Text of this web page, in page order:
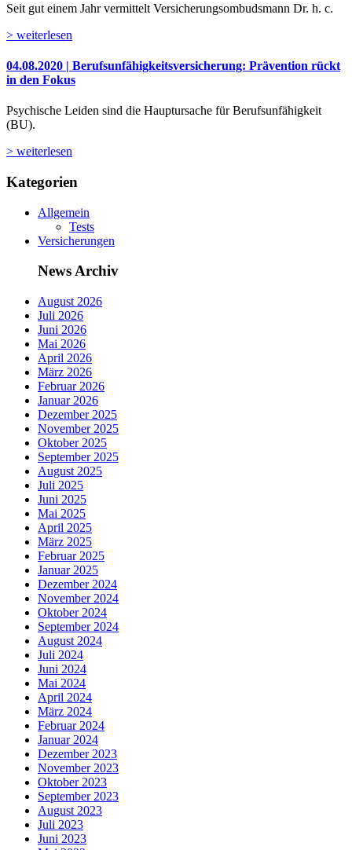
Seit gut einem Jahr vermittelt Versicherungsombudsmann Dr. h. c.
> weiterlesen
04.08.2020 | Berufsunfähigkeitsversicherung: Prävention rückt
in den Fokus
Psychische Leiden sind die Hauptursache für Berufsunfähigkeit
(BU).
> weiterlesen
Kategorien
Allgemein
Tests
Versicherungen
News Archiv
August 2026
Juli 2026
Juni 2026
Mai 2026
April 2026
März 2026
Februar 2026
Januar 2026
Dezember 2025
November 2025
Oktober 2025
September 2025
August 2025
Juli 2025
Juni 2025
Mai 2025
April 2025
März 2025
Februar 2025
Januar 2025
Dezember 2024
November 2024
Oktober 2024
September 2024
August 2024
Juli 2024
Juni 2024
Mai 2024
April 2024
März 2024
Februar 2024
Januar 2024
Dezember 2023
November 2023
Oktober 2023
September 2023
August 2023
Juli 2023
Juni 2023